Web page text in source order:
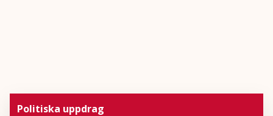
Politiska uppdrag